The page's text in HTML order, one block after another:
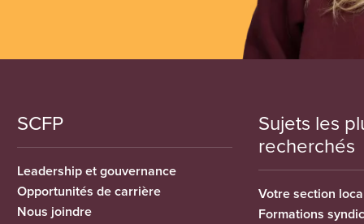
SCFP
Leadership et gouvernance
Opportunités de carrière
Nous joindre
Sujets les
recherchés
Votre section
Formations